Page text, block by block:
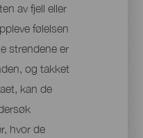
av fjell eller
følelsen
strendene er
og takket
kan de
hvor de